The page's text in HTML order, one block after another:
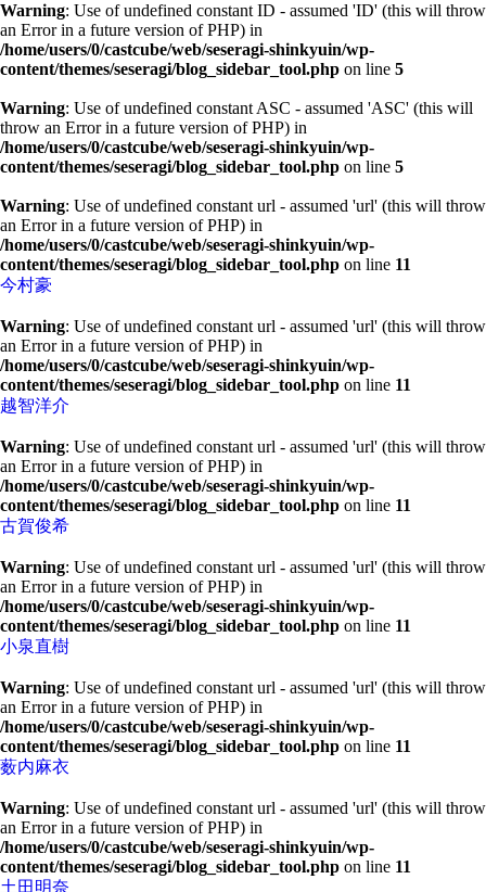
Warning: Use of undefined constant ID - assumed 'ID' (this will throw
an Error in a future version of PHP) in
/home/users/0/castcube/web/seseragi-shinkyuin/wp-
content/themes/seseragi/blog_sidebar_tool.php on line 5
Warning: Use of undefined constant ASC - assumed 'ASC' (this will
throw an Error in a future version of PHP) in
/home/users/0/castcube/web/seseragi-shinkyuin/wp-
content/themes/seseragi/blog_sidebar_tool.php on line 5
Warning: Use of undefined constant url - assumed 'url' (this will throw
an Error in a future version of PHP) in
/home/users/0/castcube/web/seseragi-shinkyuin/wp-
content/themes/seseragi/blog_sidebar_tool.php on line 11
今村豪
Warning: Use of undefined constant url - assumed 'url' (this will throw
an Error in a future version of PHP) in
/home/users/0/castcube/web/seseragi-shinkyuin/wp-
content/themes/seseragi/blog_sidebar_tool.php on line 11
越智洋介
Warning: Use of undefined constant url - assumed 'url' (this will throw
an Error in a future version of PHP) in
/home/users/0/castcube/web/seseragi-shinkyuin/wp-
content/themes/seseragi/blog_sidebar_tool.php on line 11
古賀俊希
Warning: Use of undefined constant url - assumed 'url' (this will throw
an Error in a future version of PHP) in
/home/users/0/castcube/web/seseragi-shinkyuin/wp-
content/themes/seseragi/blog_sidebar_tool.php on line 11
小泉直樹
Warning: Use of undefined constant url - assumed 'url' (this will throw
an Error in a future version of PHP) in
/home/users/0/castcube/web/seseragi-shinkyuin/wp-
content/themes/seseragi/blog_sidebar_tool.php on line 11
薮内麻衣
Warning: Use of undefined constant url - assumed 'url' (this will throw
an Error in a future version of PHP) in
/home/users/0/castcube/web/seseragi-shinkyuin/wp-
content/themes/seseragi/blog_sidebar_tool.php on line 11
土田明奈